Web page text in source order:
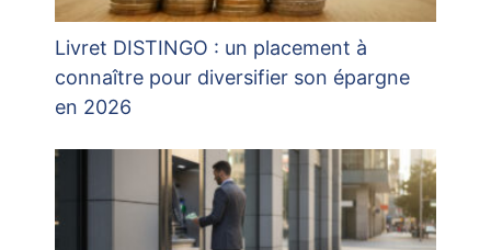
Livret DISTINGO : un placement à
connaître pour diversifier son épargne
en 2026